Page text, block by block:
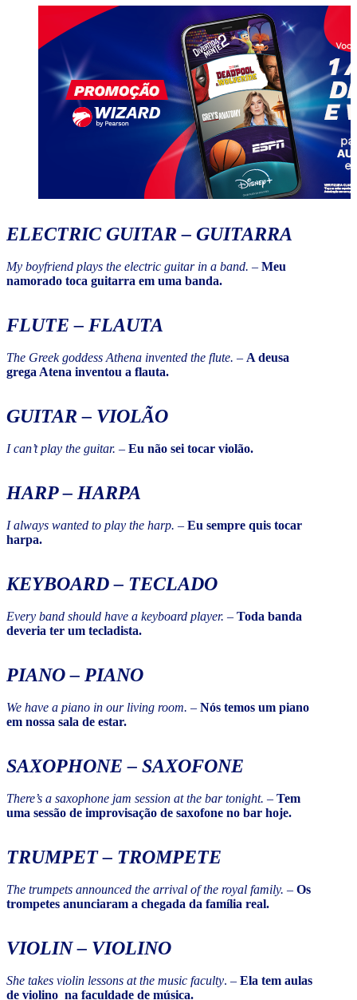
ELECTRIC GUITAR – GUITARRA
My boyfriend plays the electric guitar in a band. – Meu
namorado toca guitarra em uma banda.
FLUTE – FLAUTA
The Greek goddess Athena invented the flute. – A deusa
grega Atena inventou a flauta.
GUITAR – VIOLÃO
I can’t play the guitar. – Eu não sei tocar violão.
HARP– HARPA
I always wanted to play the harp. – Eu sempre quis tocar
harpa.
KEYBOARD– TECLADO
Every band should have a keyboard player. – Toda banda
deveria ter um tecladista.
PIANO– PIANO
We have a piano in our living room. – Nós temos um piano
em nossa sala de estar.
SAXOPHONE – SAXOFONE
There’s a saxophone jam session at the bar tonight. – Tem
uma sessão de improvisação de saxofone no bar hoje.
TRUMPET– TROMPETE
The trumpets announced the arrival of the royal family. – Os
trompetes anunciaram a chegada da família real.
VIOLIN– VIOLINO
She takes violin lessons at the music faculty. – Ela tem aulas
de violino na faculdade de música.